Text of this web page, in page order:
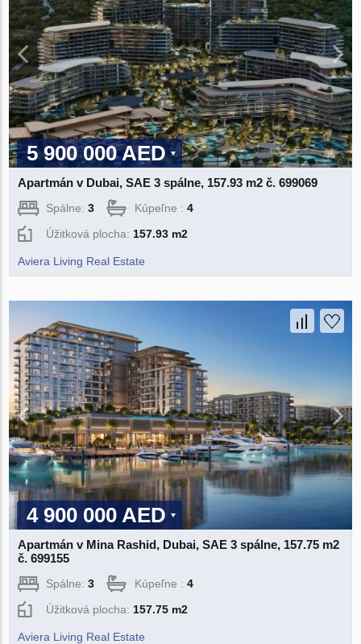
5 900 000 AED
Apartmán v Dubai, SAE 3 spálne, 157.93 m2 č. 699069
Spálne:3 Kúpeľne :4
Úžitková plocha: 157.93 m2
Aviera Living Real Estate
4 900 000 AED
Apartmán v Mina Rashid, Dubai, SAE 3 spálne, 157.75 m2
č. 699155
Spálne:3 Kúpeľne :4
Úžitková plocha: 157.75 m2
Aviera Living Real Estate